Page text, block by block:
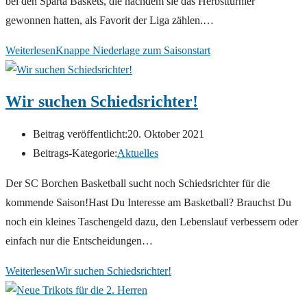
gewonnen hatten, als Favorit der Liga zählen.…
WeiterlesenKnappe Niederlage zum Saisonstart
Wir suchen Schiedsrichter!
Beitrag veröffentlicht:20. Oktober 2021
Beitrags-Kategorie:Aktuelles
Der SC Borchen Basketball sucht noch Schiedsrichter für die
kommende Saison!Hast Du Interesse am Basketball? Brauchst Du
noch ein kleines Taschengeld dazu, den Lebenslauf verbessern oder
einfach nur die Entscheidungen…
WeiterlesenWir suchen Schiedsrichter!